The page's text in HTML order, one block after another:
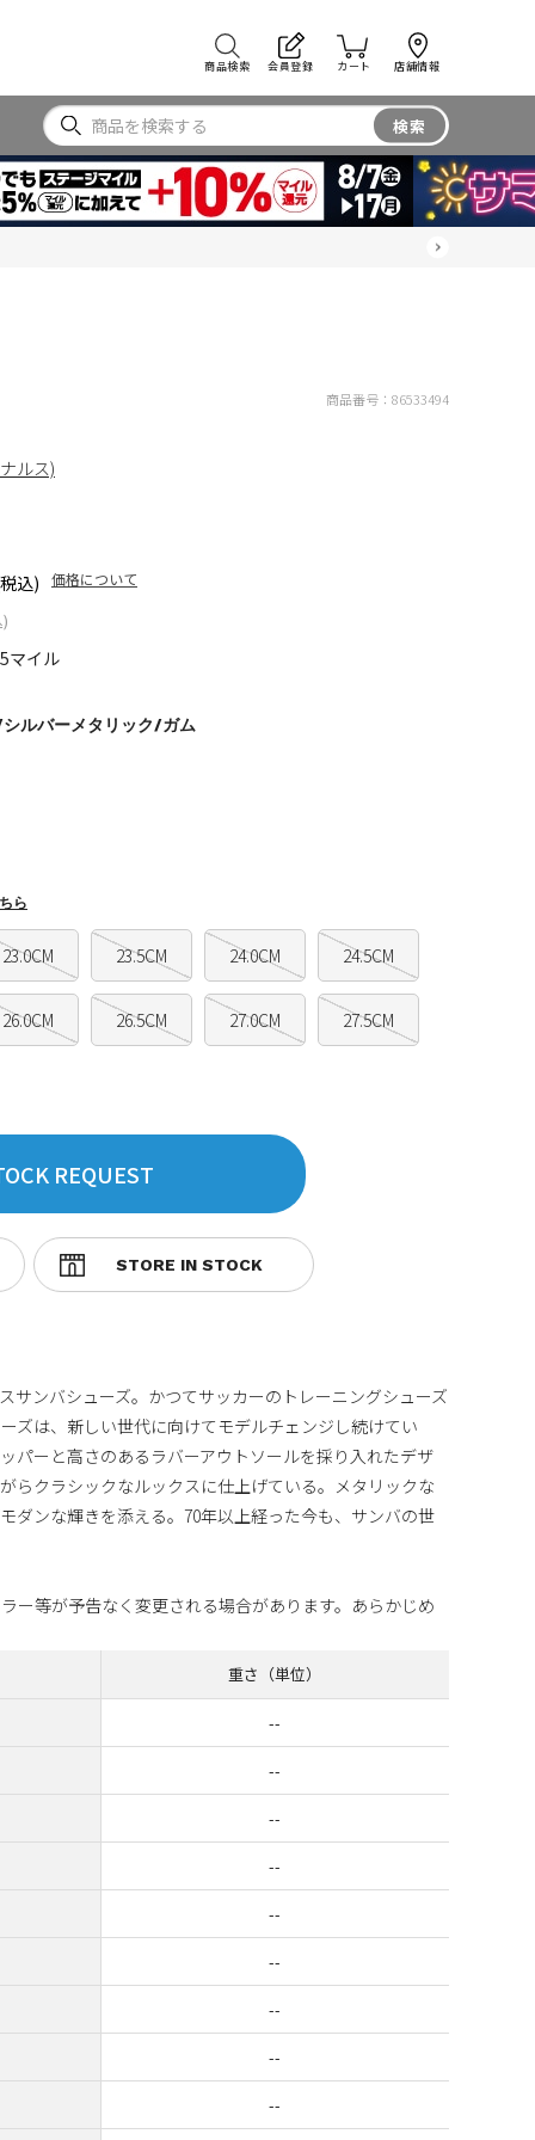
商品検索 会員登録 カート 店舗情報
検索
マイル
込) 価格について
ルバーメタリック/ガム
23.0CM 23.5CM 24.0CM 24.5CM
26.0CM 26.5CM 27.0CM 27.5CM
ら
REQUEST
商品番号： 86533494
ルス)
サンバシューズ。かつてサッカーのトレーニングシューズ
ズは、新しい世代に向けてモデルチェンジし続けてい
パーと高さのあるラバーアウトソールを採り入れたデザ
らクラシックなルックスに仕上げている。メタリックな
ダンな輝きを添える。70年以上経った今も、サンバの世
ー等が予告なく変更される場合があります。あらかじめ
重さ（単位）
--
--
--
--
--
--
--
--
--